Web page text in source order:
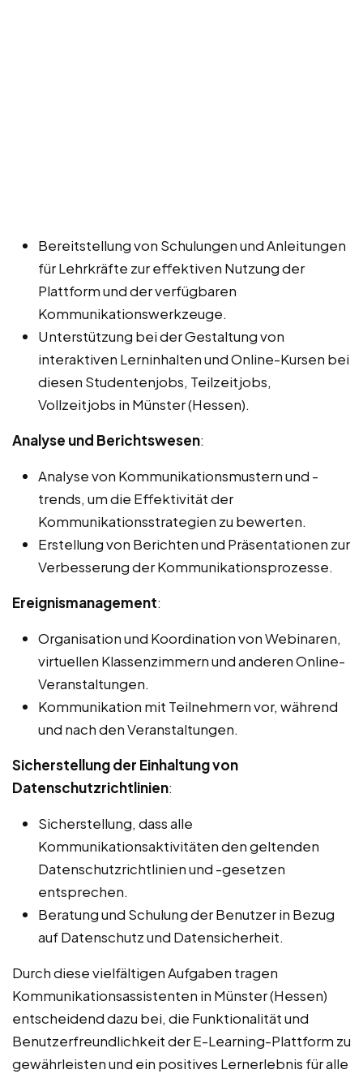
Bereitstellung von Schulungen und Anleitungen
für Lehrkräfte zur effektiven Nutzung der
Plattform und der verfügbaren
Kommunikationswerkzeuge.
Unterstützung bei der Gestaltung von
interaktiven Lerninhalten und Online-Kursen bei
diesen Studentenjobs, Teilzeitjobs,
Vollzeitjobs in Münster (Hessen).
Analyse und Berichtswesen:
Analyse von Kommunikationsmustern und -
trends, um die Effektivität der
Kommunikationsstrategien zu bewerten.
Erstellung von Berichten und Präsentationen zur
Verbesserung der Kommunikationsprozesse.
Ereignismanagement:
Organisation und Koordination von Webinaren,
virtuellen Klassenzimmern und anderen Online-
Veranstaltungen.
Kommunikation mit Teilnehmern vor, während
und nach den Veranstaltungen.
Sicherstellung der Einhaltung von
Datenschutzrichtlinien:
Sicherstellung, dass alle
Kommunikationsaktivitäten den geltenden
Datenschutzrichtlinien und -gesetzen
entsprechen.
Beratung und Schulung der Benutzer in Bezug
auf Datenschutz und Datensicherheit.
Durch diese vielfältigen Aufgaben tragen
Kommunikationsassistenten in Münster (Hessen)
entscheidend dazu bei, die Funktionalität und
Benutzerfreundlichkeit der E-Learning-Plattform zu
gewährleisten und ein positives Lernerlebnis für alle